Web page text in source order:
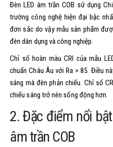
Đèn LED âm trần COB sử dụng
trường công nghệ hiện đại bậc
đơn sắc do vậy mẫu sản phẩm
đèn dân dụng và công nghiệp.
Chỉ số hoàn màu CRI của mẫu
chuẩn Châu Âu với Ra > 85. Điều
sáng mà đèn phản chiếu. Chỉ số
chiếu sáng trở nên sống động hơn.
2. Đặc điểm nổi
âm trần COB